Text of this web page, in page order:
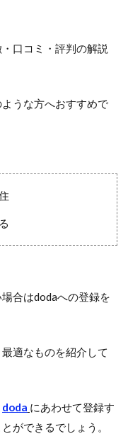
口コミ・評判の解説
うな方へおすすめで
合はdodaへの登録を
適なものを紹介して
doda にあわせて登録す
ができるでしょう。